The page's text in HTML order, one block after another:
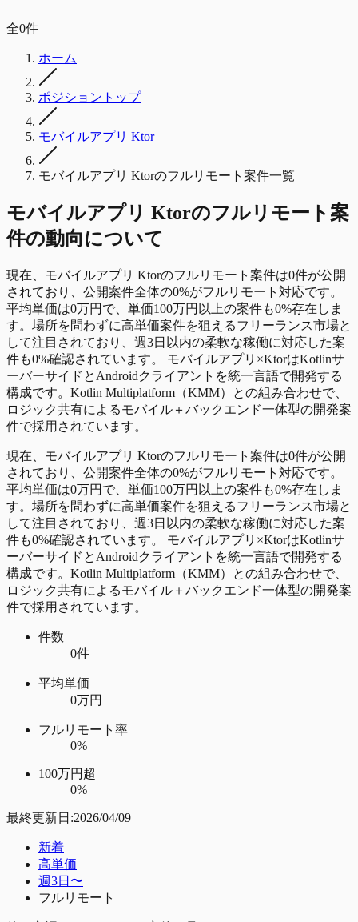
全0件
ホーム
ポジショントップ
モバイルアプリ Ktor
モバイルアプリ Ktorのフルリモート案件一覧
モバイルアプリ Ktorのフルリモート 案
件の動向について
現在、モバイルアプリ Ktorのフルリモート案件は0件が公開
されており、公開案件全体の0%がフルリモート対応です。
平均単価は0万円で、単価100万円以上の案件も0%存在しま
す。場所を問わずに高単価案件を狙えるフリーランス市場と
して注目されており、週3日以内の柔軟な稼働に対応した案
件も0%確認されています。 モバイルアプリ×KtorはKotlinサ
ーバーサイドとAndroidクライアントを統一言語で開発する
構成です。Kotlin Multiplatform（KMM）との組み合わせで、
ロジック共有によるモバイル＋バックエンド一体型の開発案
件で採用されています。
現在、モバイルアプリ Ktorのフルリモート案件は0件が公開
されており、公開案件全体の0%がフルリモート対応です。
平均単価は0万円で、単価100万円以上の案件も0%存在しま
す。場所を問わずに高単価案件を狙えるフリーランス市場と
して注目されており、週3日以内の柔軟な稼働に対応した案
件も0%確認されています。 モバイルアプリ×KtorはKotlinサ
ーバーサイドとAndroidクライアントを統一言語で開発する
構成です。Kotlin Multiplatform（KMM）との組み合わせで、
ロジック共有によるモバイル＋バックエンド一体型の開発案
件で採用されています。
件数
0件
平均単価
0万円
フルリモート率
0%
100万円超
0%
最終更新日:2026/04/09
新着
高単価
週3日〜
フルリモート